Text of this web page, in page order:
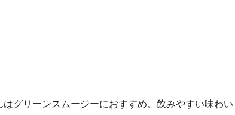
グリーンスムージーにおすすめ。飲みやすい味わい